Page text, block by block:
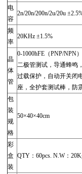
电
容
2n/20n/200n/2u/20u
频
率
20KHz ±1.5%
晶
体
管
0-1000hFE（PNP/NPN）
二极管测试，导通蜂鸣
过载保护，自动开关闭
座，全护套测试棒，防
包
装
规
格
50×40×40cm
彩
盒
装
QTY：60pcs. N.W：